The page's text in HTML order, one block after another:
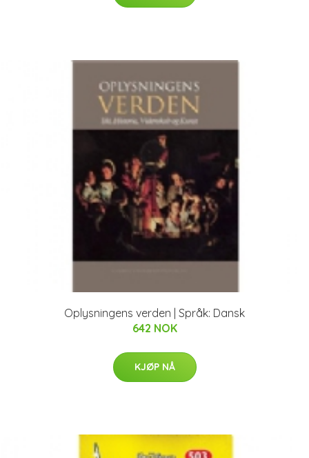
Oplysningens verden | Språk: Dansk
642 NOK
KJØP NÅ